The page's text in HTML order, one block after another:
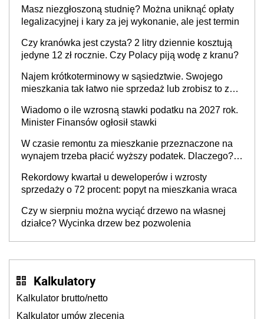
Masz niezgłoszoną studnię? Można uniknąć opłaty
legalizacyjnej i kary za jej wykonanie, ale jest termin
Czy kranówka jest czysta? 2 litry dziennie kosztują
jedyne 12 zł rocznie. Czy Polacy piją wodę z kranu?
Najem krótkoterminowy w sąsiedztwie. Swojego
mieszkania tak łatwo nie sprzedaż lub zrobisz to ze
Wiadomo o ile wzrosną stawki podatku na 2027 rok.
Minister Finansów ogłosił stawki
W czasie remontu za mieszkanie przeznaczone na
wynajem trzeba płacić wyższy podatek. Dlaczego?
Rekordowy kwartał u deweloperów i wzrosty
sprzedaży o 72 procent: popyt na mieszkania wraca
Czy w sierpniu można wyciąć drzewo na własnej
działce? Wycinka drzew bez pozwolenia
Kalkulatory
Kalkulator brutto/netto
Kalkulator umów zlecenia